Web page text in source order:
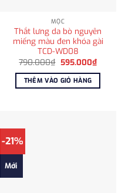
MỘC
Thắt lưng da bò nguyên
miếng màu đen khóa gài
TCD-WD08
790.000₫ Giá
là:
790.000₫.
595.000₫Giá
hiện
tại
THÊM VÀO GIỎ HÀNG
-21%
Mới